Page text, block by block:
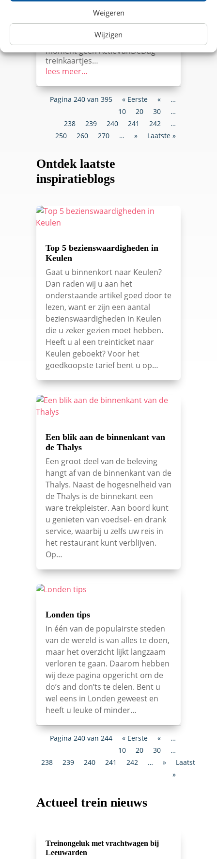
Weigeren
Wijzigen
☑️ NS Weekenddagretour ☑️ NS
Dagretour met korting ☑️
Verzilveren 11,50- Uitverkocht!
Een goedkoop treinkaartje nodig
in oktober 2021? Er zijn op dit
moment geen ActieVanDeDag
treinkaartjes…
lees meer…
Pagina 240 van 395 « Eerste «
…
10
20 30
…
238
239 240 241 242
…
250
260 270 … » Laatste »
Ontdek laatste
inspiratieblogs
Top 5 bezienswaardigheden in
Keulen
Gaat u binnenkort naar Keulen?
Dan raden wij u aan het
onderstaande artikel goed door te
lezen, want er zijn een aantal
bezienswaardigheden in Keulen
die u zeker gezien moet hebben.
Heeft u al een treinticket naar
Keulen geboekt? Voor het
goedkoopste tarief bent u op…
Een blik aan de binnenkant van
de Thalys
Een groot deel van de beleving
hangt af van de binnenkant van de
Thalys. Naast de hogesnelheid van
de Thalys is de binnekant een
ware trekpleister. Aan boord kunt
u genieten van voedsel- en drank
service, waarbij u zelfs uw reis in
het restaurant kunt verblijven.
Op…
Londen tips
In één van de populairste steden
van de wereld is van alles te doen,
maar het overzicht lijkt langzaam
verloren te gaan. Daarom hebben
wij deze pagina opgericht om de
do’s and don’ts te delen. Bent u
wel eens in Londen geweest en
heeft u leuke of minder…
Pagina 240 van 244 « Eerste «
…
10
20 30
…
238
239 240 241 242 … »
Laatste
»
Actueel trein nieuws
Treinongeluk met vrachtwagen bij
Leeuwarden